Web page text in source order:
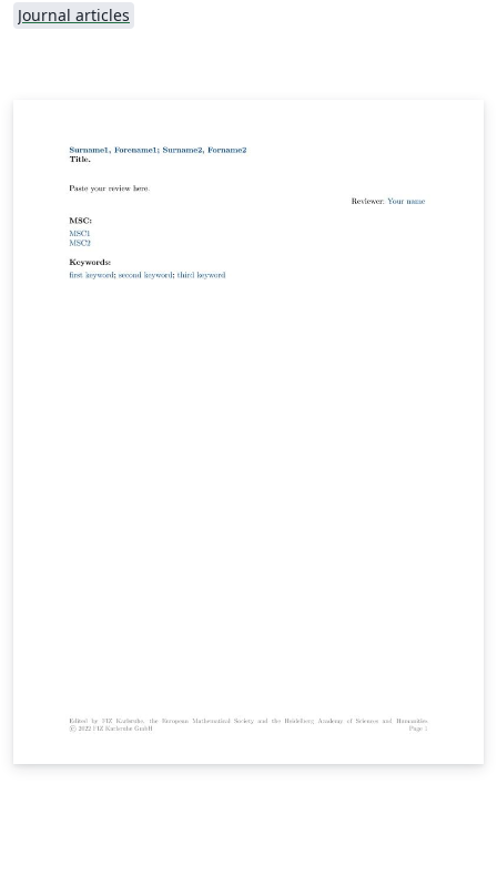
Journal articles